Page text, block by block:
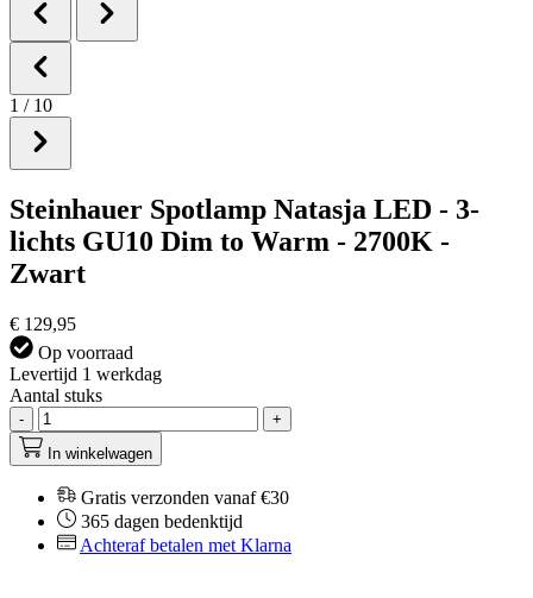
1 / 10
Steinhauer Spotlamp Natasja LED - 3-
lichts GU10 Dim to Warm - 2700K -
Zwart
€ 129,95
Op voorraad
Levertijd 1 werkdag
Aantal stuks
-
+
In winkelwagen
Gratis verzonden vanaf €30
365 dagen bedenktijd
Achteraf betalen met Klarna